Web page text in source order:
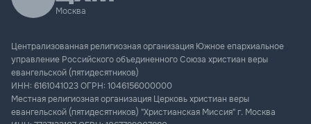
Москва
Централизованная религиозная организация Южное епархиальное
управление Российского объединенного Союза христиан веры
евангельской (пятидесятников)
ИНН: 6161041023ОГРН: 1046156000000
Местная религиозная организация Церковь христиан веры
евангельской (пятидесятников) "Христианская Миссия" г. Москва